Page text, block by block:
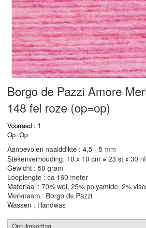
Borgo de Pazzi Amore
148 fel roze (op=op)
Voorraad : 1
Op=Op
Aanbevolen naalddikte : 4,5 - 5 mm
Stekenverhouding: 10 x 10 cm = 23 st x 30
Gewicht : 50 gram
Looplengte : ca 160 meter
Materiaal : 70% wol, 25% polyamide, 2%
Merknaam : Borgo de Pazzi
Wassen : Handwas
Opruimkorting